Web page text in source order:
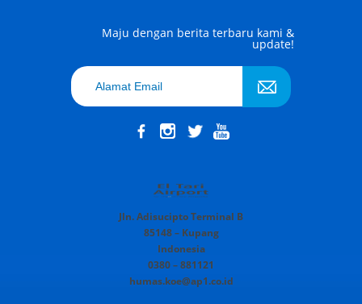
Maju dengan berita terbaru kami &
update!
Jln. Adisucipto Terminal B
85148 – Kupang
Indonesia
0380 – 881121
humas.koe@ap1.co.id